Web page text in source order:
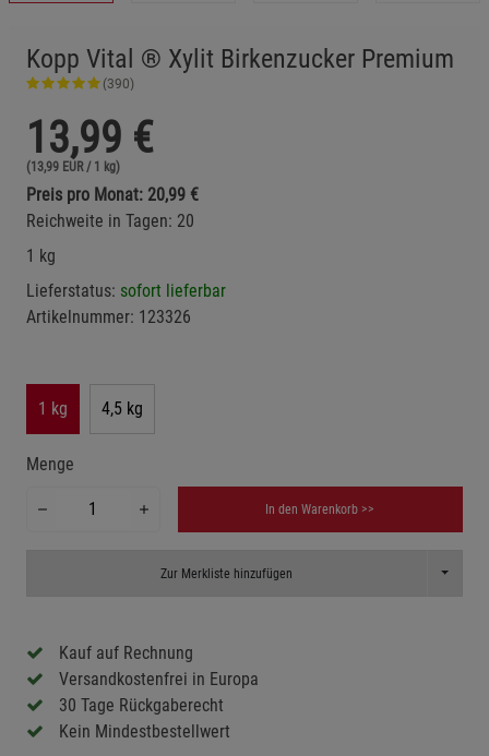
Kopp Vital ® Xylit Birkenzucker Premium
(390)
13,99 €
(13,99 EUR / 1 kg)
Preis pro Monat: 20,99 €
Reichweite in Tagen: 20
1 kg
Lieferstatus: sofort lieferbar
Artikelnummer: 123326
1 kg 4,5 kg
Menge
In den Warenkorb >>
Zur Merkliste hinzufügen Toggle
Kauf auf Rechnung
Versandkostenfrei in Europa
30 Tage Rückgaberecht
Kein Mindestbestellwert